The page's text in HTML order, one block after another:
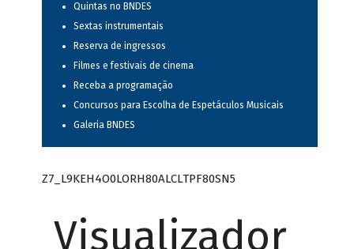
Quintas no BNDES
Sextas instrumentais
Reserva de ingressos
Filmes e festivais de cinema
Receba a programação
Concursos para Escolha de Espetáculos Musicais
Galeria BNDES
Z7_L9KEH4O0LORH80ALCLTPF80SN5
Visualizador